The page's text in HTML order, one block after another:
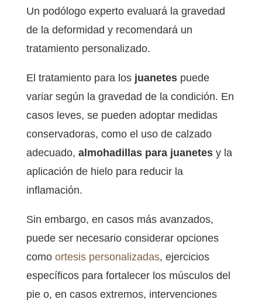
Un podólogo experto evaluará la gravedad
de la deformidad y recomendará un
tratamiento personalizado.
El tratamiento para los juanetespuede
variar según la gravedad de la condición. En
casos leves, se pueden adoptar medidas
conservadoras, como el uso de calzado
adecuado, almohadillas para juanetesy la
aplicación de hielo para reducir la
inflamación.
Sin embargo, en casos más avanzados,
puede ser necesario considerar opciones
como ortesis personalizadas, ejercicios
específicos para fortalecer los músculos del
pie o, en casos extremos, intervenciones